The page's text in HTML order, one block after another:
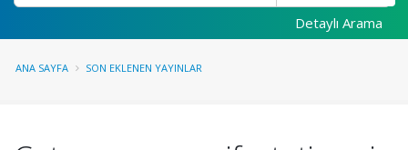
Detaylı Arama
ANA SAYFA SON EKLENEN YAYINLAR